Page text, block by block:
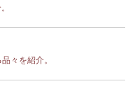
々を紹介。